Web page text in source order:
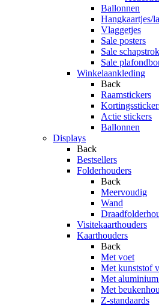
Ballonnen
Hangkaartjes/
Vlaggetjes
Sale posters
Sale
Sale
Winkelaankleding
Back
Raamstickers
Actie stickers
Ballonnen
Displays
Back
Bestsellers
Folderhouders
Back
Meervoudig
Wand
Visitekaarthouders
Kaarthouders
Back
Met voet
Met kunststof
Met
Met
Z-standaards